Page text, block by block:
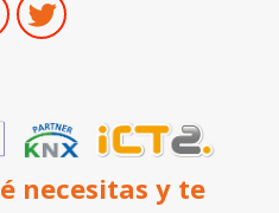
Twitter
necesitas y te